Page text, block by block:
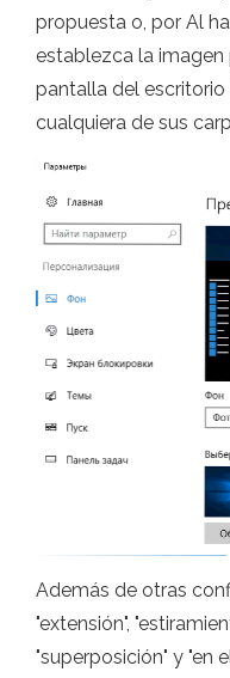
propuesta o, por Al
establezca la
pantalla del escritorio
cualquiera de sus
Además de otras
"extensión",
"superposición" y "en